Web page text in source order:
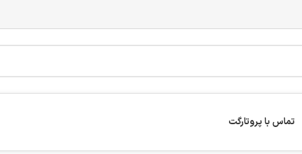
تماس با پروتارگت